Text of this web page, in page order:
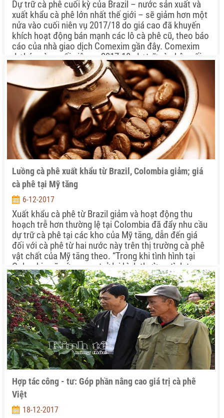
Dự trữ cà phê cuối kỳ của Brazil – nước sản xuất và
xuất khẩu cà phê lớn nhất thế giới – sẽ giảm hơn một
nửa vào cuối niên vụ 2017/18 do giá cao đã khuyến
khích hoạt động bán mạnh các lô cà phê cũ, theo báo
cáo của nhà giao dịch Comexim gần đây. Comexim
dự báo vào cuối niên vụ 2017-18, dự trữ cà phê cuối
kỳ của Brazil sẽ ở mức 1,035 triệu bao loại 60kg, giảm
từ mức 2,635 triệu bao hồi tháng 6/2017.
Luồng cà phê xuất khẩu từ Brazil, Colombia giảm; giá
cà phê tại Mỹ tăng
6-12-2017
Xuất khẩu cà phê từ Brazil giảm và hoạt động thu
hoạch trễ hơn thường lệ tại Colombia đã đẩy nhu cầu
dự trữ cà phê tại các kho của Mỹ tăng, dẫn đến giá
đối với cà phê từ hai nước này trên thị trường cà phê
vật chất của Mỹ tăng theo. “Trong khi tình hình tại
Colombia sẽ sớm quay trở lại bình thường, tình trạng
tại Brazil có vẻ nghiêm trọng hơn”, theo thông tin từ
ông Christian Wolthers, chủ tịch kiêm CEO Wolthers
Douque, một nhà xuất khẩu cà phê nhân xô cho biết.
Hợp tác công - tư: Góp phần nâng cao giá trị cà phê
Việt
18-12-2017